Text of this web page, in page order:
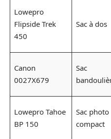
Lowepro
Flipside Trek
450
Sac à dos
Canon
0027X679
Sac
Lowepro Tahoe
BP 150
Sac photo
compact